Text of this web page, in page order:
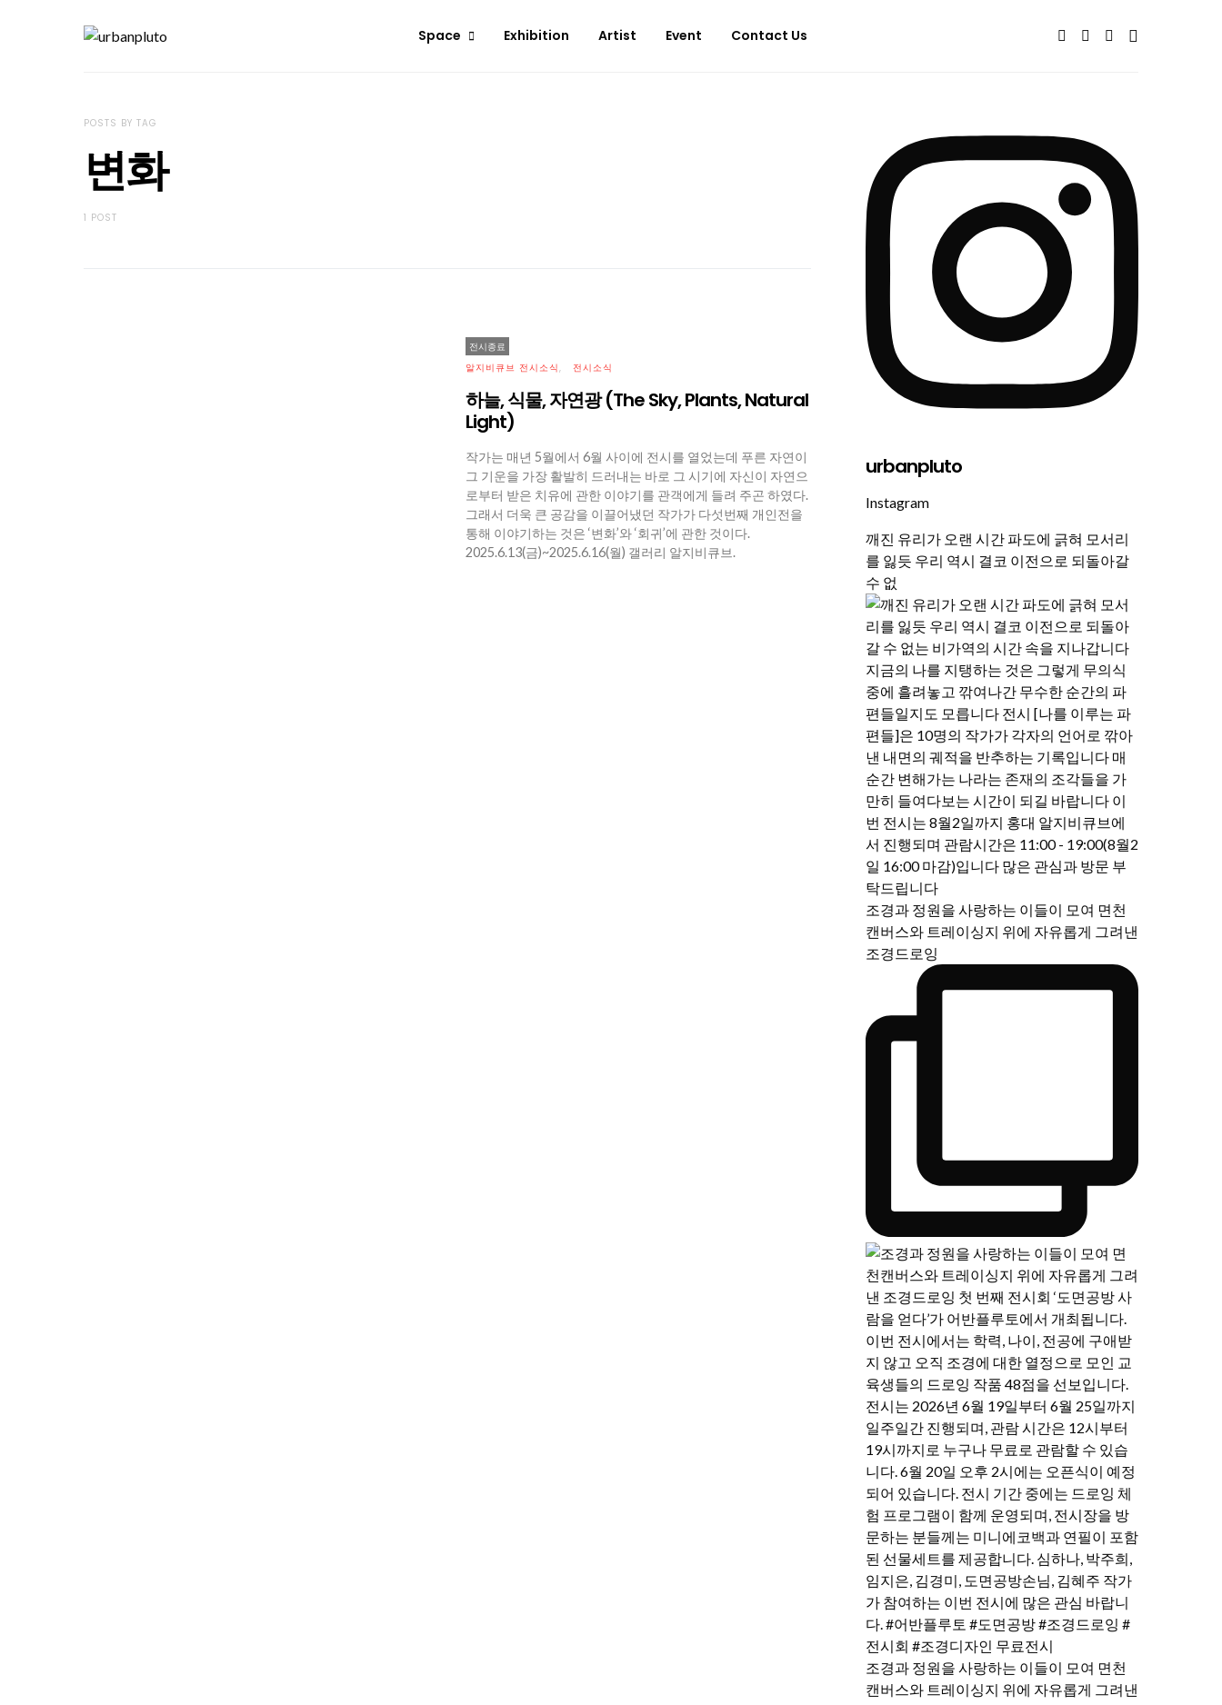
Space Exhibition Artist Event Contact Us
POSTS BY TAG
변화
1 POST
전시종료
알지비큐브 전시소식 전시소식
하늘, 식물, 자연광 (The Sky, Plants, Natural
Light)
작가는 매년 5월에서 6월 사이에 전시를 열었는데 푸른 자연이
그 기운을 가장 활발히 드러내는 바로 그 시기에 자신이 자연으
로부터 받은 치유에 관한 이야기를 관객에게 들려 주곤 하였다.
그래서 더욱 큰 공감을 이끌어냈던 작가가 다섯번째 개인전을
통해 이야기하는 것은 ‘변화’와 ‘회귀’에 관한 것이다.
2025.6.13(금)~2025.6.16(월) 갤러리 알지비큐브.
urbanpluto
Instagram
깨진 유리가 오랜 시간 파도에 긁혀 모서리
를 잃듯 우리 역시 결코 이전으로 되돌아갈
수 없
조경과 정원을 사랑하는 이들이 모여 면천
캔버스와 트레이싱지 위에 자유롭게 그려낸
조경드로잉
조경과 정원을 사랑하는 이들이 모여 면천
캔버스와 트레이싱지 위에 자유롭게 그려낸